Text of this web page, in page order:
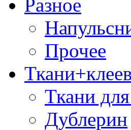
Разное
Прочее
Ткани
Дублерин